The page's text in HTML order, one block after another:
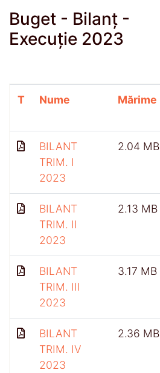
Buget - Bilanț -
Execuție 2023
T Nume Mărime
BILANT
TRIM. I
2023
2.04 MB
BILANT
TRIM. II
2023
2.13 MB
BILANT
TRIM. III
2023
3.17 MB
BILANT
TRIM. IV
2023
2.36 MB